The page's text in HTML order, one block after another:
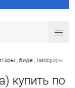
, биде , писсуары
купить по